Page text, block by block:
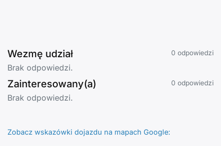
Wezmę udział 0 odpowiedzi
Brak odpowiedzi.
Zainteresowany(a) 0 odpowiedzi
Brak odpowiedzi.
Zobacz wskazówki dojazdu na mapach Google: